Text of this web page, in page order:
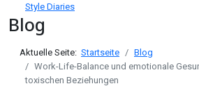
Style Diaries
Blog
Aktuelle Seite: Startseite
Blog
Work-Life-Balance und emotionale
toxischen Beziehungen